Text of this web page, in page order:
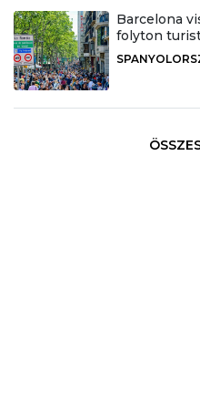
Barcelona
folyton